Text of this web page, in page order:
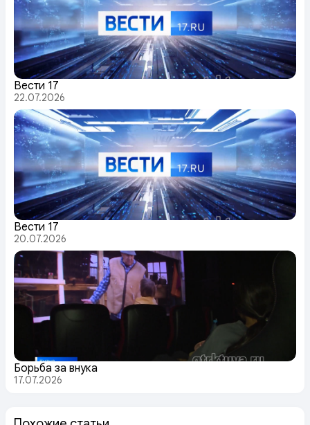
Вести 17
22.07.2026
Вести 17
20.07.2026
Борьба за внука
17.07.2026